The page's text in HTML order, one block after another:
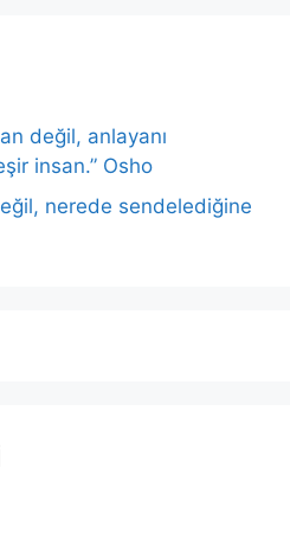
değil, anlayanı
insan.” Osho
nerede sendelediğine